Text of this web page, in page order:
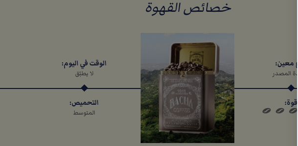
خصائص القهوة
معين:
المصدر
قوة:
الوقت في اليوم:
لا يطبّق
التحميص:
المتوسط